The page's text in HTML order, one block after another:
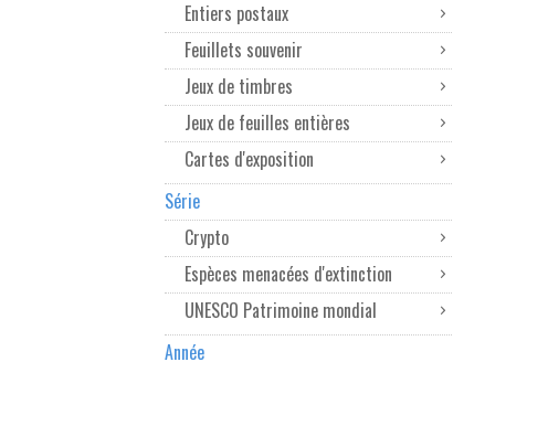
Entiers postaux
Feuillets souvenir
Jeux de timbres
Jeux de feuilles entières
Cartes d'exposition
Série
Crypto
Espèces menacées d'extinction
UNESCO Patrimoine mondial
Année